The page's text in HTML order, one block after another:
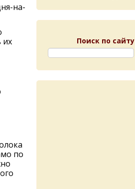
на-
их
по
Поиск по сайту